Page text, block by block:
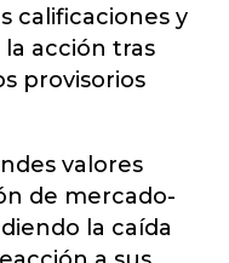
calificaciones y
acción tras
provisorios
valores
de mercado-
la caída